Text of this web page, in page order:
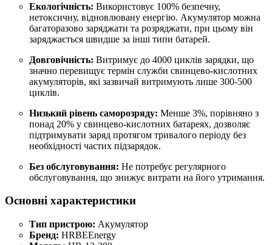
Екологічність: Використовує 100% безпечну,
нетоксичну, відновлювану енергію. Акумулятор можна
багаторазово заряджати та розряджати, при цьому він
заряджається швидше за інші типи батарей.
Довговічність: Витримує до 4000 циклів зарядки, що
значно перевищує термін служби свинцево-кислотних
акумуляторів, які зазвичай витримують лише 300-500
циклів.
Низький рівень саморозряду: Менше 3%, порівняно з
понад 20% у свинцево-кислотних батареях, дозволяє
підтримувати заряд протягом тривалого періоду без
необхідності частих підзарядок.
Без обслуговування: Не потребує регулярного
обслуговування, що знижує витрати на його утримання.
Основні характеристики
Тип пристрою: Акумулятор
Бренд: HRBEEnergy